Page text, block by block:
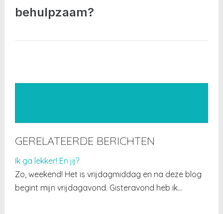
behulpzaam?
GERELATEERDE BERICHTEN
Ik ga lekker! En jij?
Zo, weekend! Het is vrijdagmiddag en na deze blog
begint mijn vrijdagavond. Gisteravond heb ik…